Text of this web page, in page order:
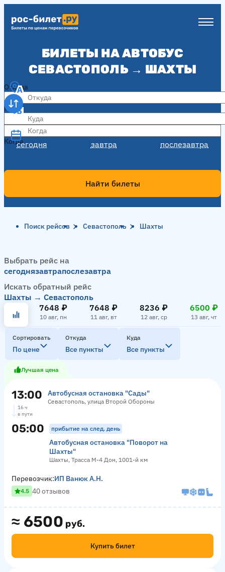
БИЛЕТЫ НА АВТОБУС
СЕВАСТОПОЛЬ → ШАХТЫ
Откуда
Куда
Когда
сегодня завтра послезавтра
Когда
Найти билеты
Поиск рейсов Севастополь Шахты
Выбрать рейс на
сегоднязавтрапослезавтра
Искать обратный рейс
Шахты → Севастополь
7648 ₽
10 авг, пн
7648 ₽
11 авг, вт
8236 ₽
12 авг, ср
6500 ₽
13 авг, чт
Сортировать
По цене
Откуда
Все пункты
Куда
Все пункты
Лучшая цена
13:00 Автобусная остановка "Сады"
Севастополь, улица Второй Обороны
16 ч
в пути
05:00 прибытие на след. день
Автобусная остановка "Поворот на
Шахты"
Шахты, Трасса М-4 Дон, 1001-й км
≈ 6500 руб.
Купить билет
Перевозчик:ИП Ванюк А.Н.
4.5 40 отзывов